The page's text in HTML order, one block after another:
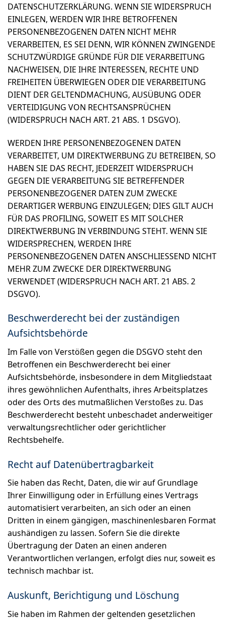
DATENSCHUTZERKLÄRUNG. WENN SIE WIDERSPRUCH
EINLEGEN, WERDEN WIR IHRE BETROFFENEN
PERSONENBEZOGENEN DATEN NICHT MEHR
VERARBEITEN, ES SEI DENN, WIR KÖNNEN ZWINGENDE
SCHUTZWÜRDIGE GRÜNDE FÜR DIE VERARBEITUNG
NACHWEISEN, DIE IHRE INTERESSEN, RECHTE UND
FREIHEITEN ÜBERWIEGEN ODER DIE VERARBEITUNG
DIENT DER GELTENDMACHUNG, AUSÜBUNG ODER
VERTEIDIGUNG VON RECHTSANSPRÜCHEN
(WIDERSPRUCH NACH ART. 21 ABS. 1 DSGVO).
WERDEN IHRE PERSONENBEZOGENEN DATEN
VERARBEITET, UM DIREKTWERBUNG ZU BETREIBEN, SO
HABEN SIE DAS RECHT, JEDERZEIT WIDERSPRUCH
GEGEN DIE VERARBEITUNG SIE BETREFFENDER
PERSONENBEZOGENER DATEN ZUM ZWECKE
DERARTIGER WERBUNG EINZULEGEN; DIES GILT AUCH
FÜR DAS PROFILING, SOWEIT ES MIT SOLCHER
DIREKTWERBUNG IN VERBINDUNG STEHT. WENN SIE
WIDERSPRECHEN, WERDEN IHRE
PERSONENBEZOGENEN DATEN ANSCHLIESSEND NICHT
MEHR ZUM ZWECKE DER DIREKTWERBUNG
VERWENDET (WIDERSPRUCH NACH ART. 21 ABS. 2
DSGVO).
Beschwerde­recht bei der zuständigen
Aufsichts­behörde
Im Falle von Verstößen gegen die DSGVO steht den
Betroffenen ein Beschwerderecht bei einer
Aufsichtsbehörde, insbesondere in dem Mitgliedstaat
ihres gewöhnlichen Aufenthalts, ihres Arbeitsplatzes
oder des Orts des mutmaßlichen Verstoßes zu. Das
Beschwerderecht besteht unbeschadet anderweitiger
verwaltungsrechtlicher oder gerichtlicher
Rechtsbehelfe.
Recht auf Daten­übertrag­barkeit
Sie haben das Recht, Daten, die wir auf Grundlage
Ihrer Einwilligung oder in Erfüllung eines Vertrags
automatisiert verarbeiten, an sich oder an einen
Dritten in einem gängigen, maschinenlesbaren Format
aushändigen zu lassen. Sofern Sie die direkte
Übertragung der Daten an einen anderen
Verantwortlichen verlangen, erfolgt dies nur, soweit es
technisch machbar ist.
Auskunft, Berichtigung und Löschung
Sie haben im Rahmen der geltenden gesetzlichen